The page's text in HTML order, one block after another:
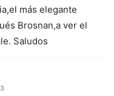
más elegante
Brosnan,a ver el
Saludos